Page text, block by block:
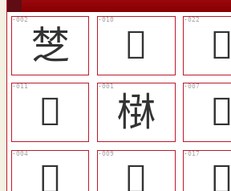
椘 󲵩 󲵳
󲵪
𣕑 󲵦
𣗂
󲵨 󲵯